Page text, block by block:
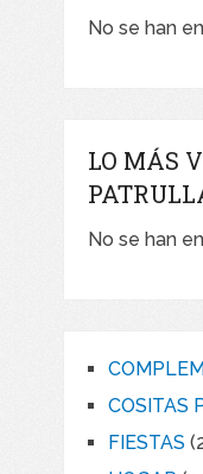
No se han
LO MÁS
No se han
COSITAS
FIESTAS